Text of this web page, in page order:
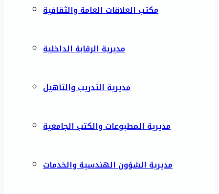
مكتب العلاقات العامة والثقافية
مديرية الرقابة الداخلية
مديرية التدريب والتأهيل
مديرية المطبوعات والكتب الجامعية
مديرية الشؤون الهندسية والخدمات